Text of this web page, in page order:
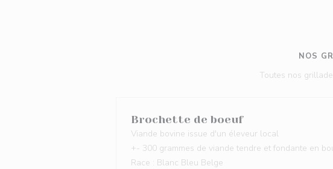
NOS
Toutes nos
Brochette de boeuf
Viande bovine issue d'un éleveur local
+- 300 grammes de viande tendre et fondante en
Race : Blanc Bleu Belge